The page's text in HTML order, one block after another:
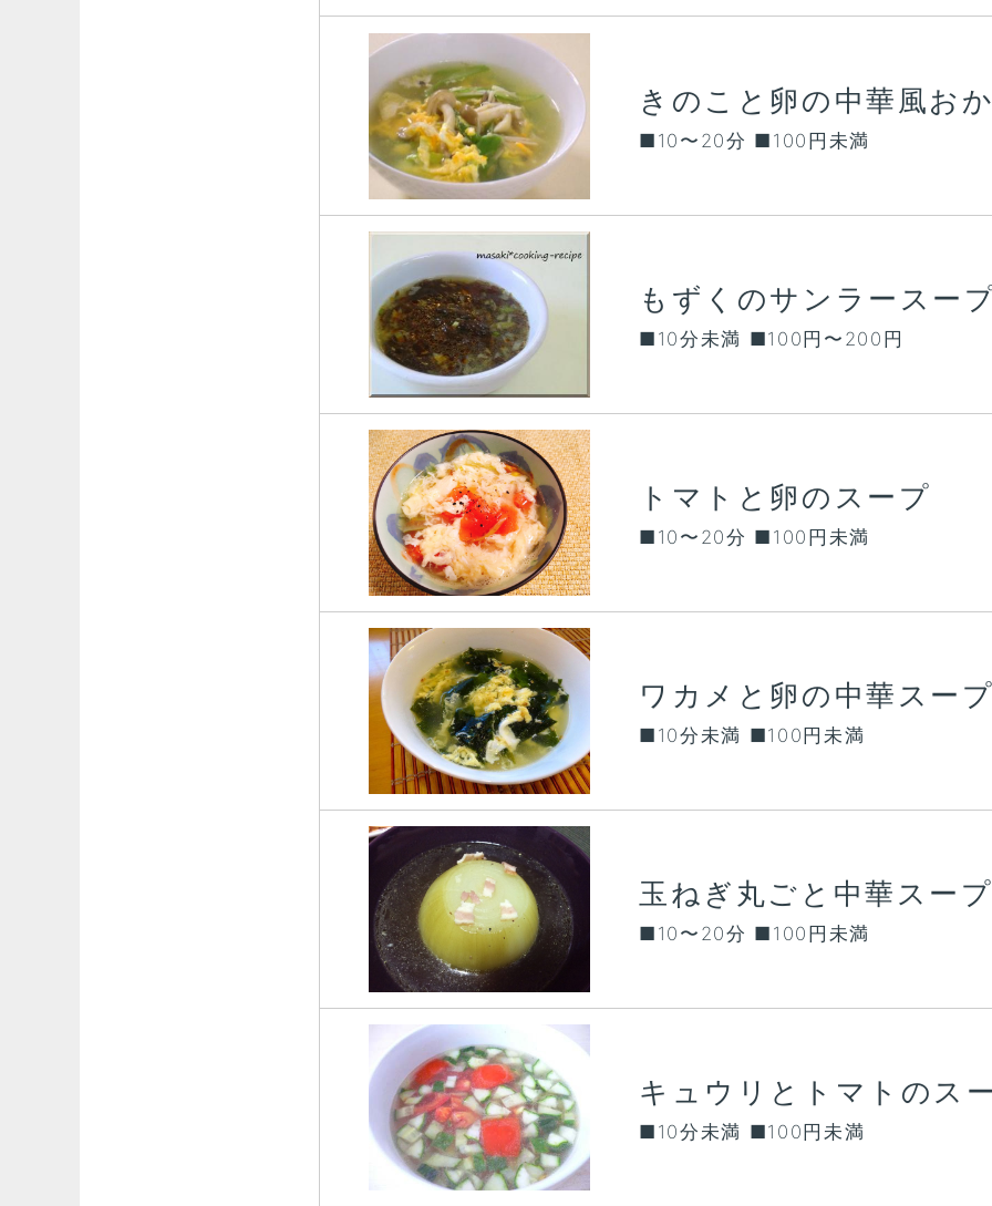
■10〜20分 ■100円未満
もずくのサンラースー
■10分未満 ■100円〜200円
トマトと卵のスープ
■10〜20分 ■100円未満
ワカメと卵の中華スー
■10分未満 ■100円未満
玉ねぎ丸ごと中華スー
■10〜20分 ■100円未満
キュウリとトマトのス
■10分未満 ■100円未満